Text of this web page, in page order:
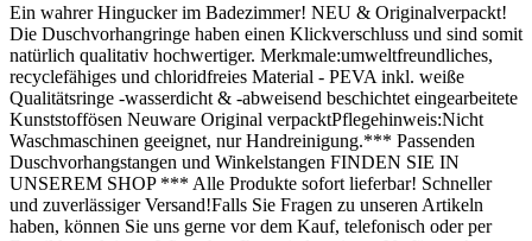
Ein wahrer Hingucker im Badezimmer! NEU & Originalverpackt!
Die Duschvorhangringe haben einen Klickverschluss und sind somit
natürlich qualitativ hochwertiger. Merkmale:umweltfreundliches,
recyclefähiges und chloridfreies Material - PEVA inkl. weiße
Qualitätsringe -wasserdicht & -abweisend beschichtet eingearbeitete
Kunststoffösen Neuware Original verpacktPflegehinweis:Nicht
Waschmaschinen geeignet, nur Handreinigung.*** Passenden
Duschvorhangstangen und Winkelstangen FINDEN SIE IN
UNSEREM SHOP *** Alle Produkte sofort lieferbar! Schneller
und zuverlässiger Versand!Falls Sie Fragen zu unseren Artikeln
haben, können Sie uns gerne vor dem Kauf, telefonisch oder per